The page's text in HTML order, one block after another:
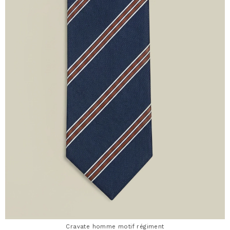
Cravate homme motif régiment